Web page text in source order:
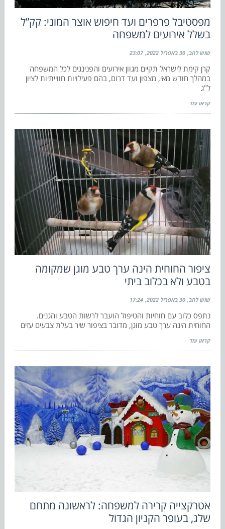
מפסטיבל פרפרים ועד חיפוש אוצר המוני: קק”ל
בשלל אירועים למשפחה
שוש להב 30 באפריל 2022 23:07
קרן קימת לישראל תקיים מגוון אירועים והפנינגים לכל המשפחה
במהלך חודש מאי, מצפון ועד דרום, בהם פעילויות חווייתיות לציון
ל"ג
קראו עוד
ציפור החוחית הינה ערך טבע מוגן שמקומה
בטבע ולא בכלוב ביתי
שוש להב 30 באפריל 2022 17:24
נתפס כלוב עם חוחיות והטיפול הועבר לרשות הטבע והגנים.
החוחית הינה ערך טבע מוגן, מדובר בציפור שיר בעלת צבעים עזים
קראו עוד
אטרקצייה קרירה למשפחה: לראשונה מתחם
שלג, בעופר הקניון הגדול